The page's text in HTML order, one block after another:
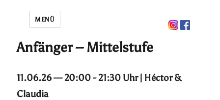
MENÜ
Anfänger – Mittelstufe
11.06.26 — 20:00 - 21:30 Uhr | Héctor &
Claudia